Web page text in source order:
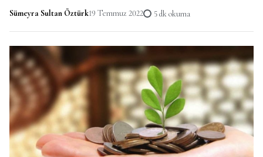
Sümeyra Sultan Öztürk19 Temmuz 2022 5 dk okuma